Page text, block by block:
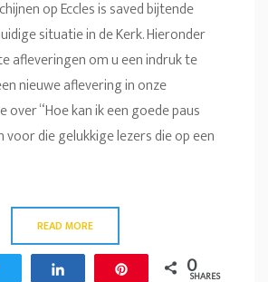
op Eccles is saved bijtende
situatie in de Kerk. Hieronder
afleveringen om u een indruk te
nieuwe aflevering in onze
over “Hoe kan ik een goede paus
voor die gelukkige lezers die op een
READ MORE
0
SHARES